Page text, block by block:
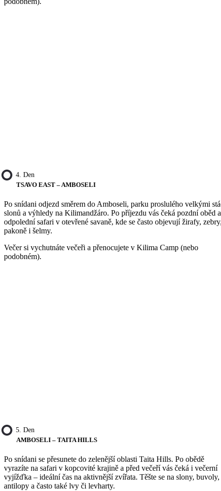
4. Den
TSAVO EAST – AMBOSELI
Po snídani odjezd směrem do Amboseli, parku proslulého velkými
slonů a výhledy na Kilimandžáro. Po příjezdu vás čeká pozdní oběd a
odpolední safari v otevřené savaně, kde se často objevují žirafy,
pakoně i šelmy.
Večer si vychutnáte večeři a přenocujete v Kilima Camp (nebo
podobném).
5. Den
AMBOSELI – TAITA HILLS
Po snídani se přesunete do zelenější oblasti Taita Hills. Po obědě
vyrazíte na safari v kopcovité krajině a před večeří vás čeká i večerní
vyjížďka – ideální čas na aktivnější zvířata. Těšte se na slony, buvoly,
antilopy a často také lvy či levharty.